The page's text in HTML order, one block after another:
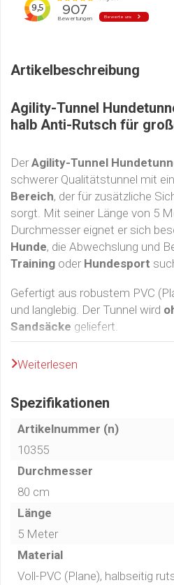
Artikelbeschreibung
Agility-Tunnel
halb Anti-Rutsch für
Der Agility-Tunnel
schwerer Qualitätstunnel mit
Bereich, der für zusätzliche
sorgt. Mit seiner Länge von 5
Durchmesser eignet er sich
Hunde, die Abwechslung und
Training oder Hundesport
Gefertigt aus robustem PVC
und langlebig. Der Tunnel wird
Sandsäcke geliefert.
Weiterlesen
Spezifikationen
Artikelnummer (n)
10355
Durchmesser
80 cm
Länge
5 Meter
Material
Voll-PVC (Plane), halbseitig